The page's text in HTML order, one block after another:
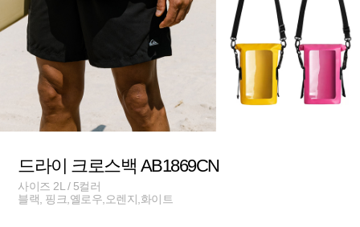
드라이 크로스백 AB1869CN
사이즈 2L / 5컬러
블랙, 핑크,옐로우,오렌지,화이트